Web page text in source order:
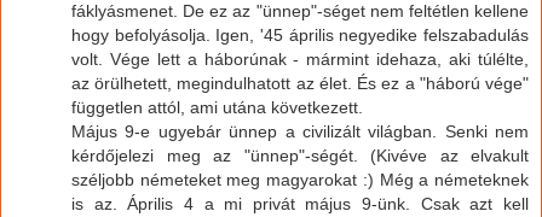
fáklyásmenet. De ez az "ünnep"-séget nem feltétlen kellene
hogy befolyásolja. Igen, '45 április negyedike felszabadulás
volt. Vége lett a háborúnak - mármint idehaza, aki túlélte,
az örülhetett, megindulhatott az élet. És ez a "háború vége"
független attól, ami utána következett.
Május 9-e ugyebár ünnep a civilizált világban. Senki nem
kérdőjelezi meg az "ünnep"-ségét. (Kivéve az elvakult
széljobb németeket meg magyarokat :) Még a németeknek
is az. Április 4 a mi privát május 9-ünk. Csak azt kell